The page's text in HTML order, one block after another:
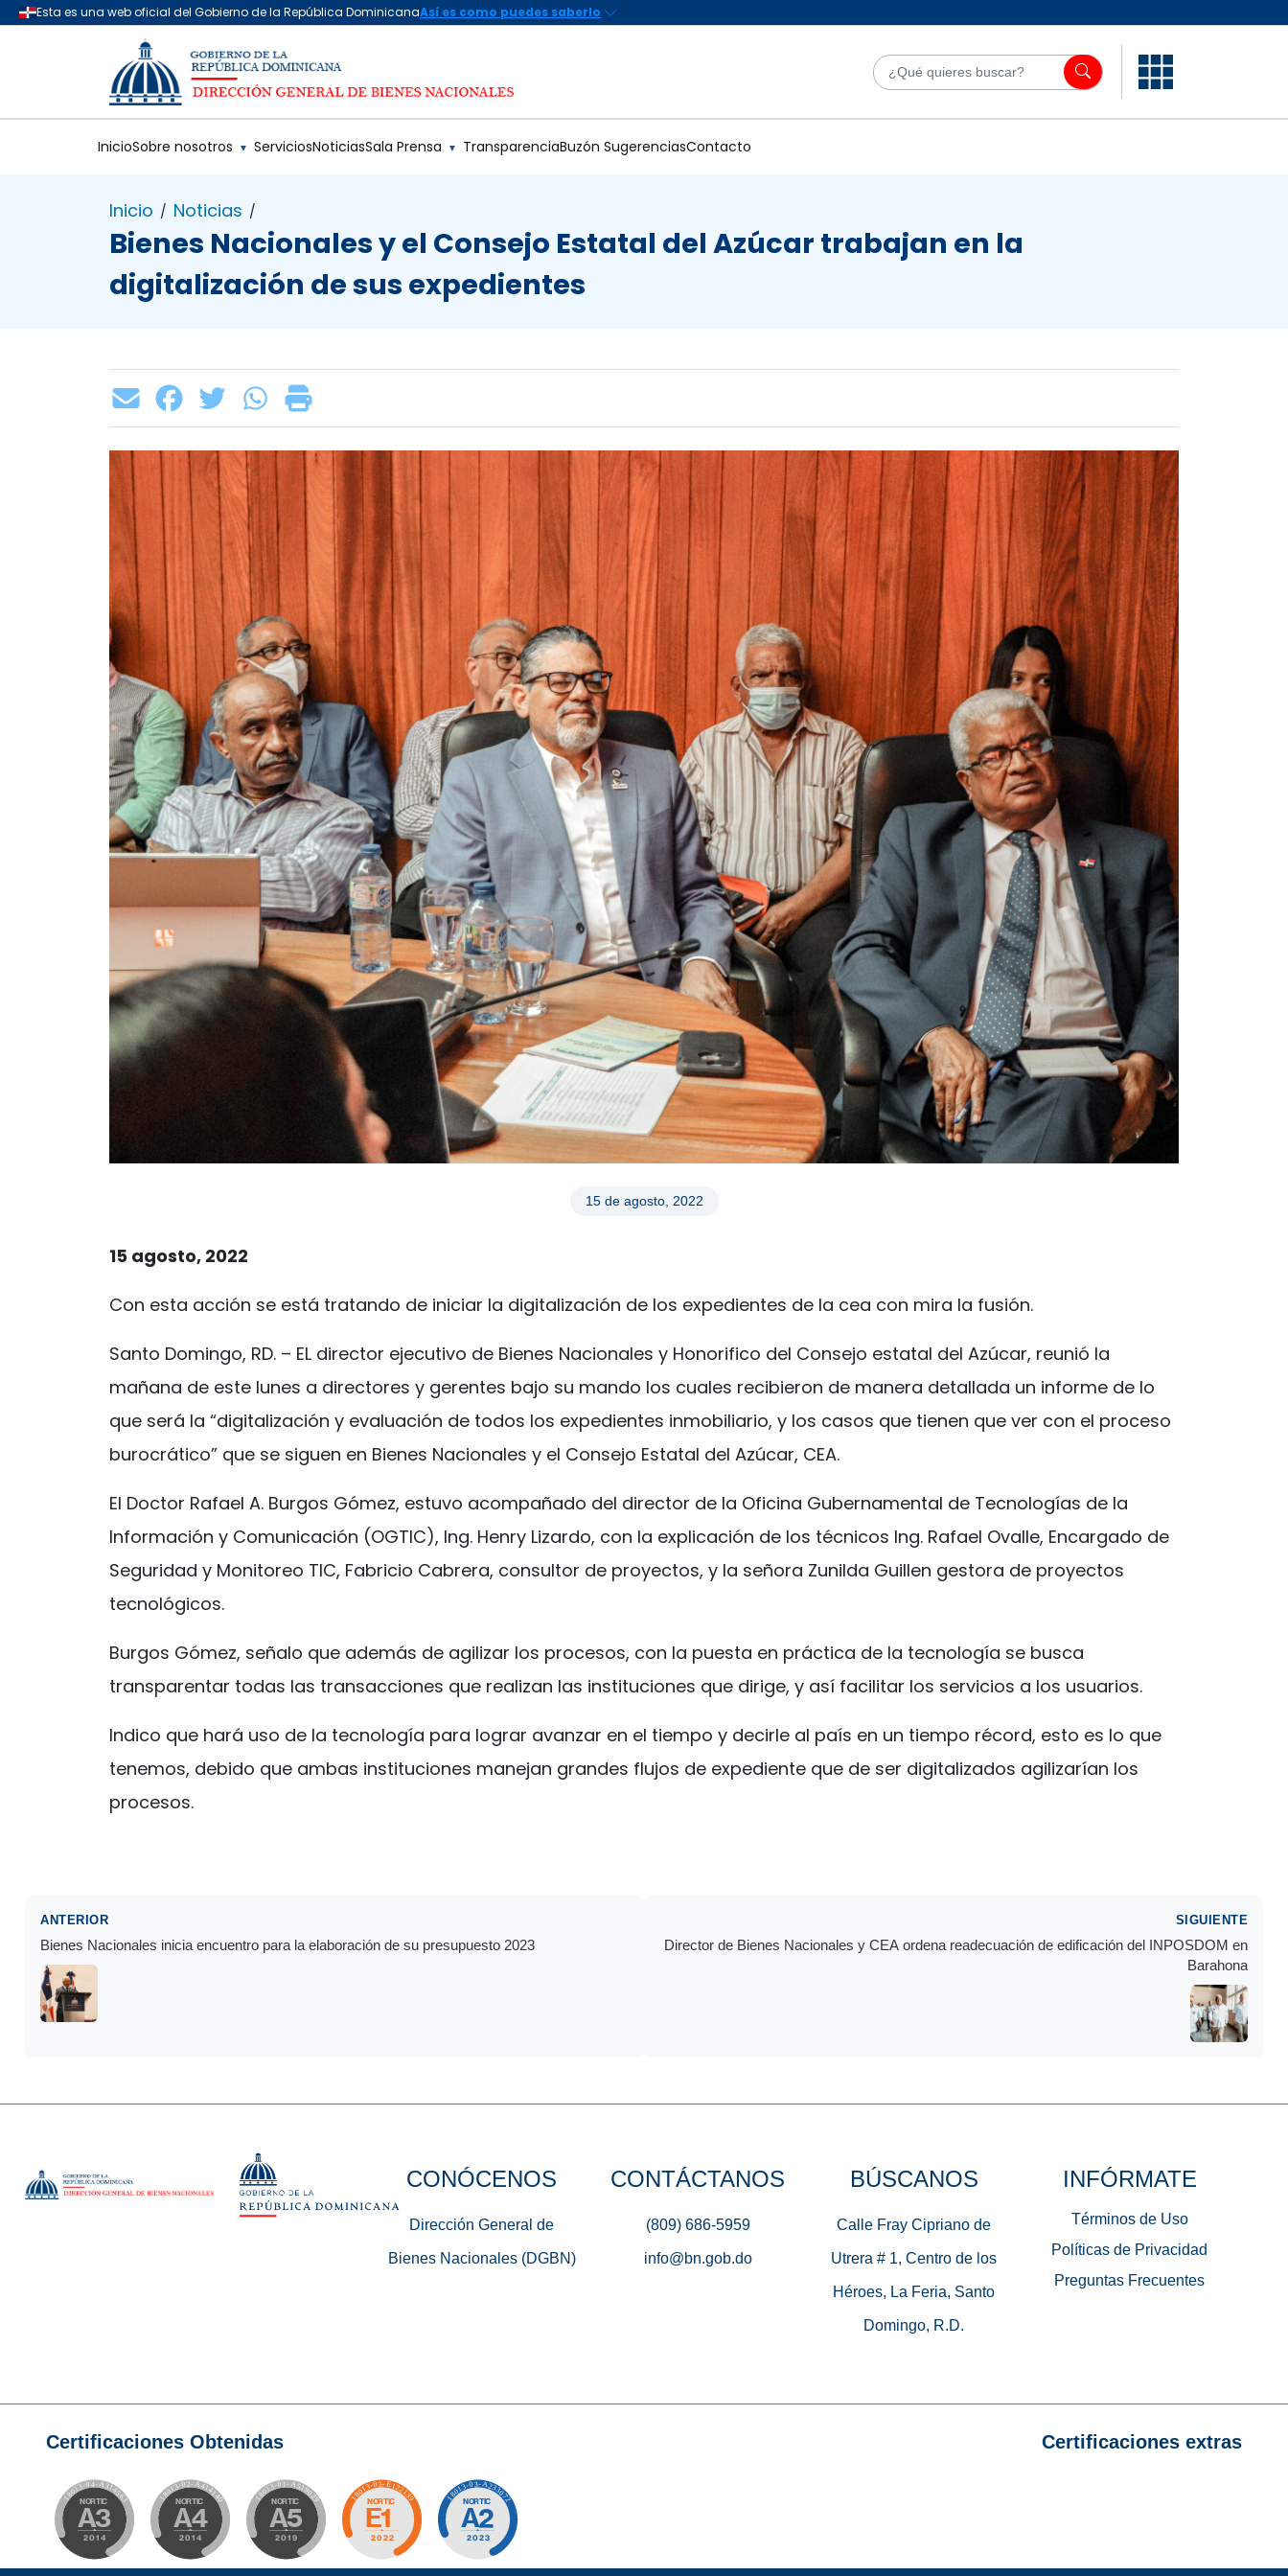
Saltar al contenido principal
InicioSobre nosotros ▼ ServiciosNoticiasSala Prensa ▼ TransparenciaBuzón SugerenciasContacto
Inicio / Noticias /
Bienes Nacionales y el Consejo Estatal del Azúcar trabajan en la
digitalización de sus expedientes
15 de agosto, 2022
15 agosto, 2022
Con esta acción se está tratando de iniciar la digitalización de los expedientes de la cea con mira la fusión.
Santo Domingo, RD. – EL director ejecutivo de Bienes Nacionales y Honorifico del Consejo estatal del Azúcar, reunió la
mañana de este lunes a directores y gerentes bajo su mando los cuales recibieron de manera detallada un informe de lo
que será la “digitalización y evaluación de todos los expedientes inmobiliario, y los casos que tienen que ver con el proceso
burocrático” que se siguen en Bienes Nacionales y el Consejo Estatal del Azúcar, CEA.
El Doctor Rafael A. Burgos Gómez, estuvo acompañado del director de la Oficina Gubernamental de Tecnologías de la
Información y Comunicación (OGTIC), Ing. Henry Lizardo, con la explicación de los técnicos Ing. Rafael Ovalle, Encargado de
Seguridad y Monitoreo TIC, Fabricio Cabrera, consultor de proyectos, y la señora Zunilda Guillen gestora de proyectos
tecnológicos.
Burgos Gómez, señalo que además de agilizar los procesos, con la puesta en práctica de la tecnología se busca
transparentar todas las transacciones que realizan las instituciones que dirige, y así facilitar los servicios a los usuarios.
Indico que hará uso de la tecnología para lograr avanzar en el tiempo y decirle al país en un tiempo récord, esto es lo que
tenemos, debido que ambas instituciones manejan grandes flujos de expediente que de ser digitalizados agilizarían los
procesos.
ANTERIOR
Bienes Nacionales inicia encuentro para la elaboración de su presupuesto 2023
SIGUIENTE
Director de Bienes Nacionales y CEA ordena readecuación de edificación del INPOSDOM en
Barahona
CONÓCENOS
Dirección General de
Bienes Nacionales (DGBN)
CONTÁCTANOS
(809) 686-5959
info@bn.gob.do
BÚSCANOS
Calle Fray Cipriano de
Utrera # 1, Centro de los
Héroes, La Feria, Santo
Domingo, R.D.
INFÓRMATE
Términos de Uso
Políticas de Privacidad
Preguntas Frecuentes
Certificaciones Obtenidas Certificaciones extras